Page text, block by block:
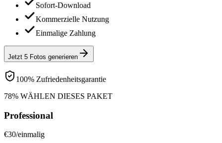
Sofort-Download
Kommerzielle Nutzung
Einmalige Zahlung
Jetzt 5 Fotos generieren
100% Zufriedenheitsgarantie
78% WÄHLEN DIESES PAKET
Professional
€30/einmalig